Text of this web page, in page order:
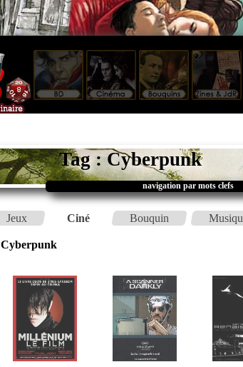
Tag : Cyberpunk
navigation par mots clefs
Jeux Ciné Bouquin
Cyberpunk